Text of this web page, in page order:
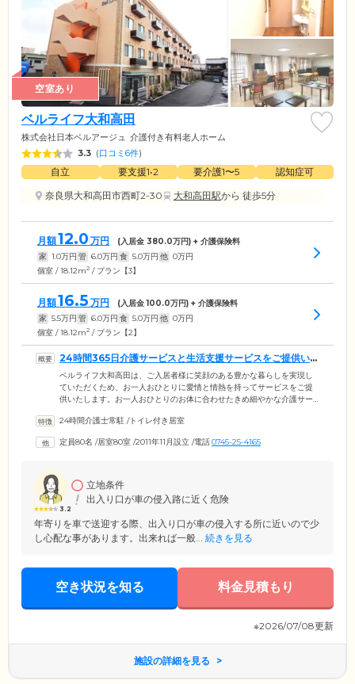
空室あり
ベルライフ大和高田
株式会社日本ベルアージュ 介護付き有料老人ホーム
3.3 (口コミ6件)
自立 要支援1•2 要介護1〜5
認知症可
奈良県大和高田市西町2-30
大和高田駅から 徒歩5分
月額12.0 万円 (入居金 380.0万円) + 介護保険料
家 1.0万円 管 6.0万円 食 5.0万円 他 0万円
個室 / 18.12m2 / プラン【3】
月額16.5 万円 (入居金100.0万円) + 介護保険料
家 5.5万円 管 6.0万円 食 5.0万円 他 0万円
個室 / 18.12m2 / プラン【2】
24時間365日介護サービスと生活支援サービスをご提供いた
します
ベルライフ大和高田は、ご入居者様に笑顔のある豊かな暮らしを実現し
ていただくため、お一人おひとりに愛情と情熱を持ってサービスをご提
供いたします。お一人おひとりのお体に合わせたきめ細やかな介護サー
に対応。快適な生活をお送りいただくことを第一に考えています。また
が毎日のバイタルチェックや服薬管理を行うほか、主治医による週1回の
24時間介護士常駐 /トイレ付き居室
定員80名 /居室80室 /2011年11月設立 /電話0745-25-4165
3.2
立地条件
出入り口が車の侵入路に近く危険
年寄りを車で送迎する際、出入り口が車の侵入する所に近いので少
し心配な事があります。出来れば一般... 続きを見る
空き状況を知る 料金見積もり
※2026/07/08更新
施設の詳細を見る